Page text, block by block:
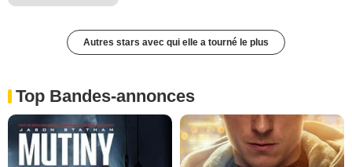
Autres stars avec qui elle a tourné le plus
Top Bandes-annonces